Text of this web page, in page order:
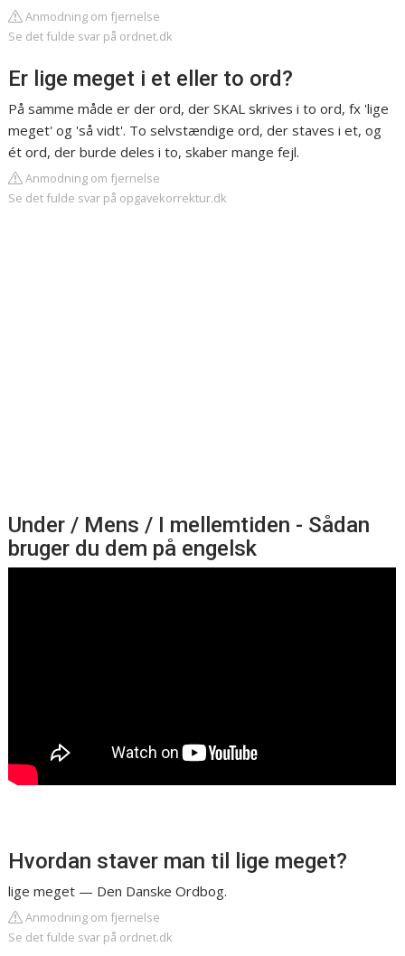
Anmodning om fjernelse
Se det fulde svar på ordnet.dk
Er lige meget i et eller to ord?
På samme måde er der ord, der SKAL skrives i to ord, fx 'lige
meget' og 'så vidt'. To selvstændige ord, der staves i et, og
ét ord, der burde deles i to, skaber mange fejl.
Anmodning om fjernelse
Se det fulde svar på opgavekorrektur.dk
Under / Mens / I mellemtiden - Sådan
bruger du dem på engelsk
Hvordan staver man til lige meget?
lige meget — Den Danske Ordbog.
Anmodning om fjernelse
Se det fulde svar på ordnet.dk